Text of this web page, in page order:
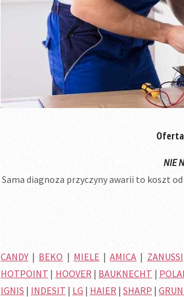
NIE
Sama diagnoza przyczyny awarii to koszt
CANDY | BEKO | MIELE |AMICA | ZANUSSI
HOTPOINT | HOOVER | BAUKNECHT |
IGNIS | INDESIT | LG | HAIER | SHARP |